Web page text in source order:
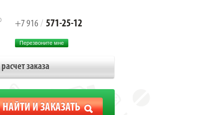
+7 916 / 571-25-12
Перезвоните мне
расчет заказа